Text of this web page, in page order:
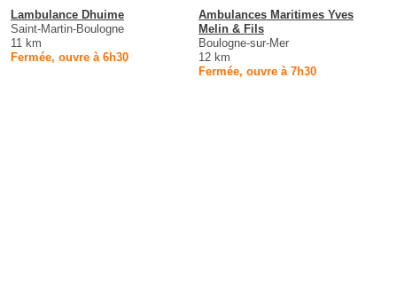
Lambulance Dhuime
Saint-Martin-Boulogne
11 km
Fermée, ouvre à 6h30
Ambulances Maritimes Yves
Melin & Fils
Boulogne-sur-Mer
12 km
Fermée, ouvre à 7h30